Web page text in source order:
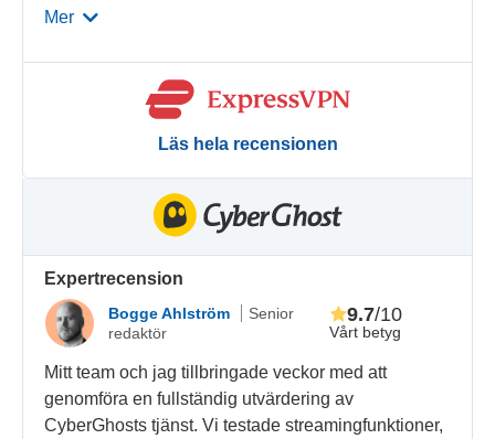
Mer
Läs hela recensionen
Expertrecension
Bogge Ahlström
Senior
redaktör
Vårt betyg
9.7/10
Mitt team och jag tillbringade veckor med att
genomföra en fullständig utvärdering av
CyberGhosts tjänst. Vi testade streamingfunktioner,